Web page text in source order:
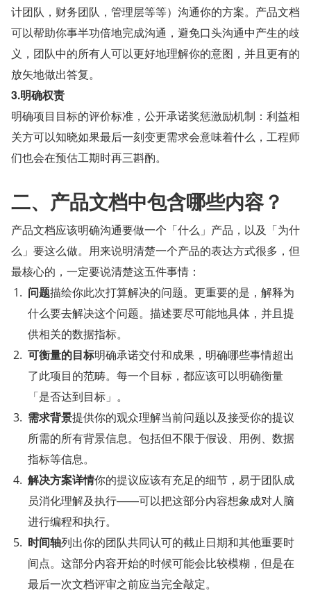
计团队，财务团队，管理层等等）沟通你的方案。产品文档
可以帮助你事半功倍地完成沟通，避免口头沟通中产生的歧
义，团队中的所有人可以更好地理解你的意图，并且更有的
放矢地做出答复。
3.明确权责
明确项目目标的评价标准，公开承诺奖惩激励机制：利益相
关方可以知晓如果最后一刻变更需求会意味着什么，工程师
们也会在预估工期时再三斟酌。
二、产品文档中包含哪些内容？
产品文档应该明确沟通要做一个「什么」产品，以及「为什
么」要这么做。用来说明清楚一个产品的表达方式很多，但
最核心的，一定要说清楚这五件事情：
问题描绘你此次打算解决的问题。更重要的是，解释为
什么要去解决这个问题。描述要尽可能地具体，并且提
供相关的数据指标。
可衡量的目标明确承诺交付和成果，明确哪些事情超出
了此项目的范畴。每一个目标，都应该可以明确衡量
「是否达到目标」。
需求背景提供你的观众理解当前问题以及接受你的提议
所需的所有背景信息。包括但不限于假设、用例、数据
指标等信息。
解决方案详情你的提议应该有充足的细节，易于团队成
员消化理解及执行——可以把这部分内容想象成对人脑
进行编程和执行。
时间轴列出你的团队共同认可的截止日期和其他重要时
间点。这部分内容开始的时候可能会比较模糊，但是在
最后一次文档评审之前应当完全敲定。